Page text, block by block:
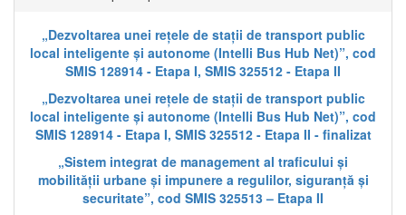
„Dezvoltarea unei rețele de stații de transport public
local inteligente și autonome (Intelli Bus Hub Net)”, cod
SMIS 128914 - Etapa I, SMIS 325512 - Etapa II
„Dezvoltarea unei rețele de stații de transport public
local inteligente și autonome (Intelli Bus Hub Net)”, cod
SMIS 128914 - Etapa I, SMIS 325512 - Etapa II - finalizat
„Sistem integrat de management al traficului și
mobilității urbane și impunere a regulilor, siguranță și
securitate”, cod SMIS 325513 – Etapa II